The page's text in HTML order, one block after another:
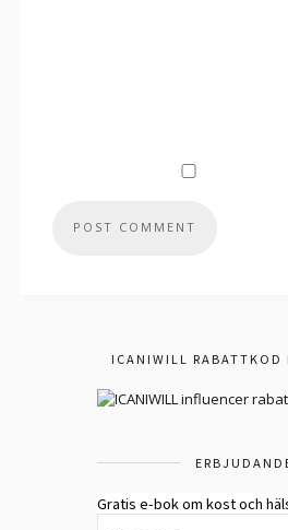
ICANIWILL RABATTKOD
Gratis e-bok om kost och